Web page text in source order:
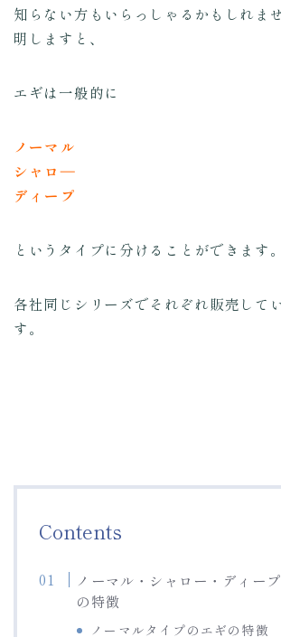
知らない方もいらっしゃるかもしれま
明しますと、
エギは一般的に
ノーマル
シャロ―
ディープ
というタイプに分けることができます。
各社同じシリーズでそれぞれ販売して
す。
Contents
ノーマル・シャロー・ディー
の特徴
ノーマルタイプのエギの特徴